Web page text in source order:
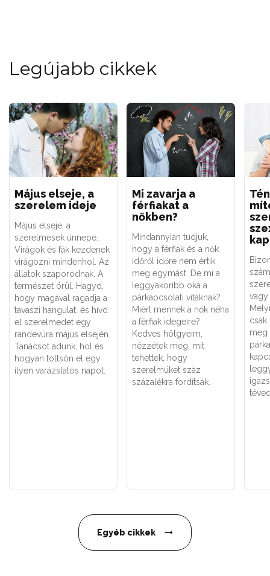
Legújabb cikkek
Május elseje, a
szerelem ideje
Május elseje, a
szerelmesek ünnepe.
Virágok és fák kezdenek
virágozni mindenhol. Az
állatok szaporodnak. A
természet örül. Hagyd,
hogy magával ragadja a
tavaszi hangulat, és hívd
el szerelmedet egy
randevúra május elsején.
Tanácsot adunk, hol és
hogyan töltsön el egy
ilyen varázslatos napot.
Mi zavarja a
férfiakat a
nőkben?
Mindannyian tudjuk,
hogy a férfiak és a nők
időről időre nem értik
meg egymást. De mi a
leggyakoribb oka a
párkapcsolati vitáknak?
Miért mennek a nők néha
a férfiak idegeire?
Kedves hölgyeim,
nézzétek meg, mit
tehettek, hogy
szerelmüket száz
százalékra fordítsák.
vagy
csak
meg
Egyéb cikkek